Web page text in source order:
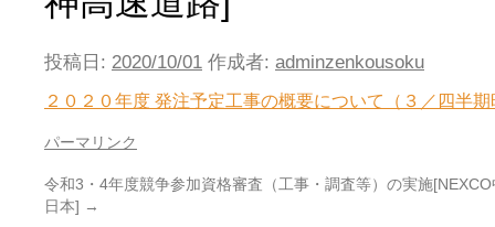
投稿日: 2020/10/01 作成者: adminzenkousoku
２０２０年度 発注予定工事の概要について（３／四半
パーマリンク
令和3・4年度競争参加資格審査（工事・調査等）の実施[NEXCO
日本] →